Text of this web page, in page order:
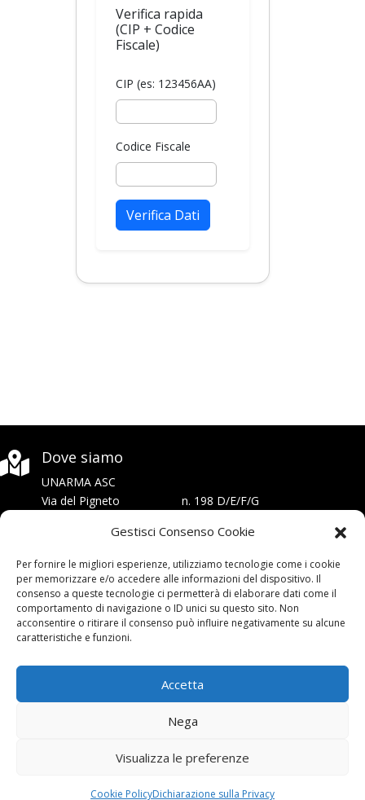
Gestisci Consenso Cookie
Per fornire le migliori esperienze, utilizziamo tecnologie come i cookie
per memorizzare e/o accedere alle informazioni del dispositivo. Il
consenso a queste tecnologie ci permetterà di elaborare dati come il
comportamento di navigazione o ID unici su questo sito. Non
acconsentire o ritirare il consenso può influire negativamente su alcune
caratteristiche e funzioni.
Accetta
Nega
Visualizza le preferenze
Cookie PolicyDichiarazione sulla Privacy
Verifica rapida
(CIP + Codice
Fiscale)
CIP (es: 123456AA)
Codice Fiscale
Verifica Dati
 Dove siamo
UNARMA ASC
Via del Pigneto n. 198 D/E/F/G
c.f.: 96430430585
 SEGUICI
SUI NOSTRI SOCIAL NETWORKS
 Iscriviti
 Dove siamo
UNARMA ASC
Via del Pigneto n. 198 D/E/F/G
c.f.: 96430430585
 SEGUICI
SUI NOSTRI SOCIAL NETWORKS
 Iscriviti